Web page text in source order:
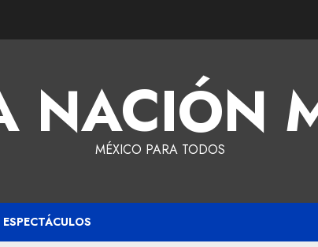
NACIÓN
MÉXICO PARA TODOS
ESPECTÁCULOS